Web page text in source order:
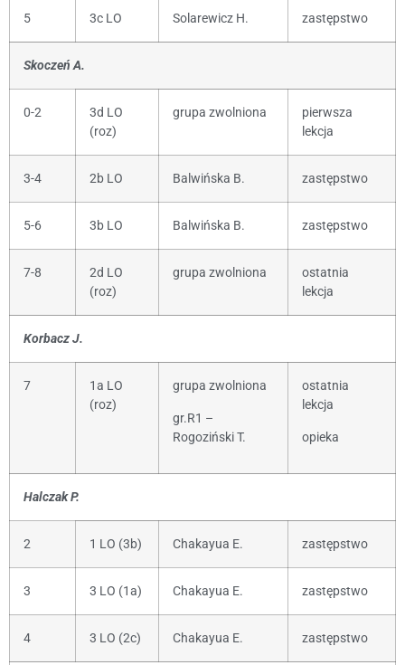
5 3c LO Solarewicz H. zastępstwo
Skoczeń A.
0-2
3d LO
(roz)
grupa zwolniona
pierwsza
lekcja
3-4 2b LO Balwińska B. zastępstwo
5-6 3b LO Balwińska B. zastępstwo
7-8
2d LO
(roz)
grupa zwolniona
ostatnia
lekcja
Korbacz J.
7
1a LO
(roz)
grupa zwolniona
gr.R1 –
Rogoziński T.
ostatnia
lekcja
opieka
Halczak P.
2 1 LO (3b) Chakayua E. zastępstwo
3 3 LO (1a) Chakayua E. zastępstwo
4 3 LO (2c) Chakayua E. zastępstwo